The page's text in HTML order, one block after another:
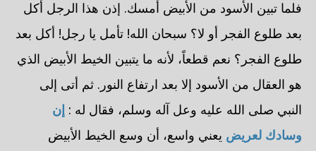
فلما تبين الأسود من الأبيض أمسك. إذن هذا الرجل أكل
بعد طلوع الفجر أو لا؟ سبحان الله! تأمل يا رجل! أكل بعد
طلوع الفجر؟ نعم قطعاً، لأنه ما يتبين الخيط الأبيض الذي
هو العقال من الأسود إلا بعد ارتفاع النور. ثم أتى إلى
النبي صلى الله عليه وعل آله وسلم، فقال له : إن
وسادك لعريض يعني واسع، أن وسع الخيط الأبيض